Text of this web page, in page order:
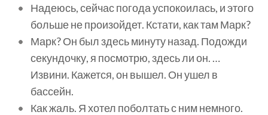
Надеюсь, сейчас погода успокоилась, и этого
больше не произойдет. Кстати, как там Марк?
Марк? Он был здесь минуту назад. Подожди
секундочку, я посмотрю, здесь ли он. …
Извини. Кажется, он вышел. Он ушел в
бассейн.
Как жаль. Я хотел поболтать с ним немного.